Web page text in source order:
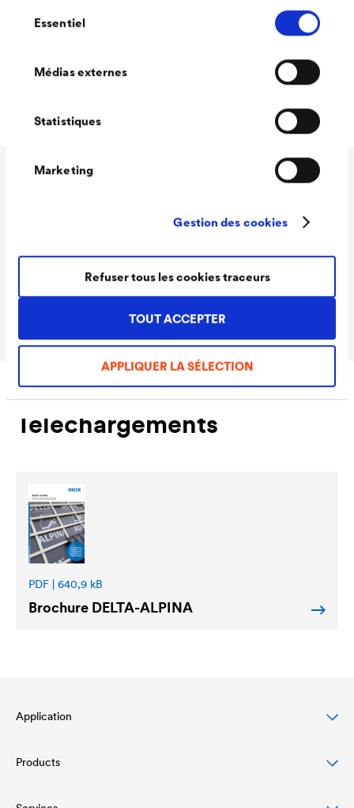
informations dans notre
politique de confidentialité
Sélectionnez les cookies que vous souhaitez
duEssentiel
Médias externes
Statistiques
Marketing
Gestion des cookies
TOUT ACCEPTER
APPLIQUER LA SÉLECTION
Refuser tous les cookies traceurs
Applications
Soudage à l'air chaud ou par collage à l'aide du solvant
PU spécial soudable
20 angles/carton
Téléchargements
PDF | 640,9 kB
Brochure DELTA-ALPINA
Application
Protection des toitures en pente
Products